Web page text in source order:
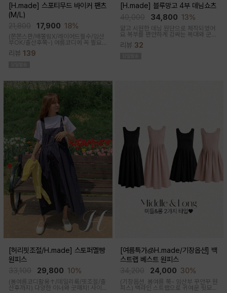
[H.made] 스포티무드 바이커 팬츠
(M/L)
17,900 18%
(쫀쫀스판/배쫄림X/레이어드필수/임산
부OK/출산후쭉-) 여름코디에 꼭 필요
츠!쫀쫀한 다리라인과 배부분은 부드럽
리뷰 139
[H.made] 블루망고 4부 데님쇼츠
34,800 13%
얇고 시원한 데님 원단으로 제작되었어
요 복부를 편안하게 감싸는 복대와 군살
스티치로 실용성과 포인트를 더했어요
리뷰 32
[허리핏조절/H.made] 스토퍼멜빵
원피스
29,800 10%
(봄여름코디활용↑/데일리룩/핏조절/출
산후까지) 다양한 이너와 굿매치! 사이
[여름특가🧊H.made/기장옵션] 백
스트랩 베스트 원피스
24,000 30%
(기장옵션, 봄여름 쭉- 임산부 꾸안꾸 원
피스) 백라인 스트랩으로 귀여운 뒷모습